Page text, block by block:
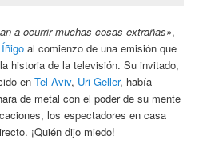
a ocurrir muchas cosas extrañas»,
al comienzo de una emisión que
historia de la televisión. Su invitado,
enTel-Aviv, Uri Geller, había
de metal con el poder de su mente
los espectadores en casa
¡Quién dijo miedo!